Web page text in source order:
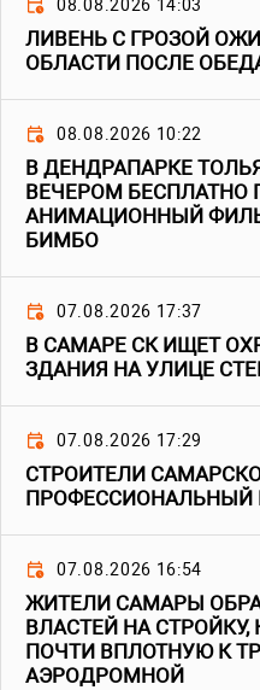
08.08.2026 14:03
ЛИВЕНЬ С ГРОЗОЙ
ОБЛАСТИ ПОСЛЕ
08.08.2026 10:22
В ДЕНДРАПАРКЕ
ВЕЧЕРОМ БЕСПЛАТНО
АНИМАЦИОННЫЙ
БИМБО
07.08.2026 17:37
В САМАРЕ СК ИЩЕТ
ЗДАНИЯ НА УЛИЦЕ
07.08.2026 17:29
СТРОИТЕЛИ
ПРОФЕССИОНАЛЬНЫЙ
07.08.2026 16:54
ЖИТЕЛИ САМАРЫ
ВЛАСТЕЙ НА СТРОЙКУ,
ПОЧТИ ВПЛОТНУЮ К
АЭРОДРОМНОЙ